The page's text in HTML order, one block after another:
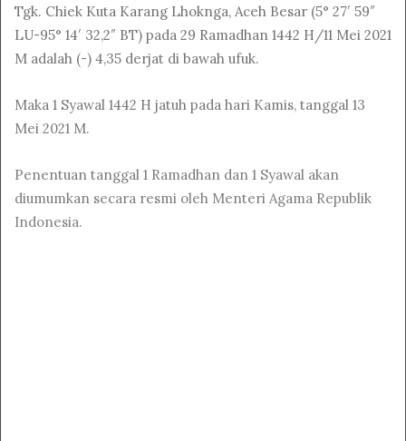
Tgk. Chiek Kuta Karang Lhoknga, Aceh Besar (5° 27′ 59″
LU-95° 14′ 32,2″ BT) pada 29 Ramadhan 1442 H/11 Mei 2021
M adalah (-) 4,35 derjat di bawah ufuk.
Maka 1 Syawal 1442 H jatuh pada hari Kamis, tanggal 13
Mei 2021 M.
Penentuan tanggal 1 Ramadhan dan 1 Syawal akan
diumumkan secara resmi oleh Menteri Agama Republik
Indonesia.